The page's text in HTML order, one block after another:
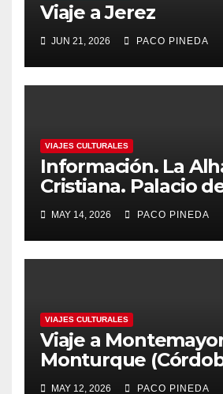
Viaje a Jerez
JUN 21, 2026 PACO PINEDA
VIAJES CULTURALES
Información. La
Cristiana. Palacio
MAY 14, 2026 PACO PINEDA
VIAJES CULTURALES
Viaje a
Monturque
MAY 12, 2026 PACO PINEDA